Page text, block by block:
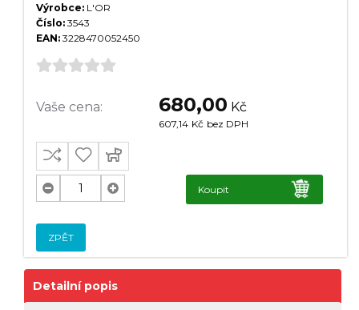
Výrobce: L'OR
Číslo: 3543
EAN: 3228470052450
Vaše cena: 680,00 Kč
607,14 Kč bez DPH
Koupit
ZPĚT
Detailní popis